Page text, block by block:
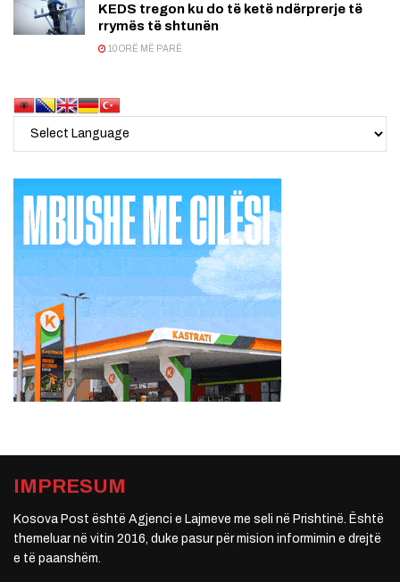
KEDS tregon ku do të ketë ndërprerje të
rrymës të shtunën
10 ORË MË PARË
IMPRESUM
Kosova Post është Agjenci e Lajmeve me seli në Prishtinë. Është
themeluar në vitin 2016, duke pasur për mision informimin e drejtë
e të paanshëm.